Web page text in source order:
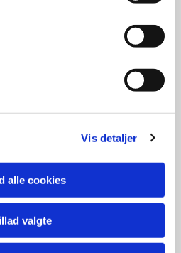
Vis detaljer
alle cookies
valgte